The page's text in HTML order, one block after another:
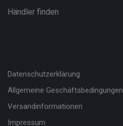
Händler finden
Datenschutzerklärung
Allgemeine Geschäftsbedingungen
Versandinformationen
Impressum